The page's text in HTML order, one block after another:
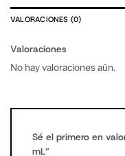
VALORACIONES (0)
Valoraciones
No hay valoraciones aún.
Sé el primero en
mL”